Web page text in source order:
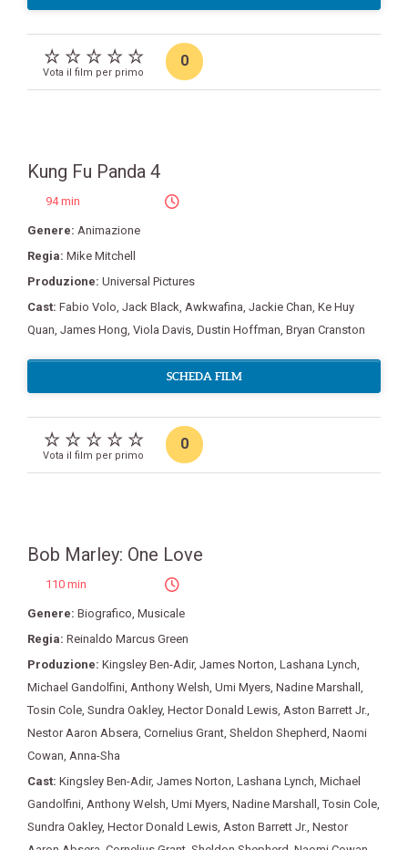
Vota il film per primo
0
Kung Fu Panda 4
94 min
Genere: Animazione
Regia: Mike Mitchell
Produzione: Universal Pictures
Cast: Fabio Volo Jack Black Awkwafina Jackie Chan Ke Huy
Quan James Hong Viola Davis Dustin Hoffman Bryan Cranston
SCHEDA FILM
Vota il film per primo
0
Bob Marley: One Love
110 min
Genere: Biografico, Musicale
Regia: Reinaldo Marcus Green
Produzione: Kingsley Ben-Adir, James Norton, Lashana Lynch,
Michael Gandolfini, Anthony Welsh, Umi Myers, Nadine Marshall ,
Tosin Cole, Sundra Oakley, Hector Donald Lewis, Aston Barrett Jr.,
Nestor Aaron Absera, Cornelius Grant, Sheldon Shepherd, Naomi
Cowan, Anna-Sha
Cast: Kingsley Ben-Adir, James Norton, Lashana Lynch, Michael
Gandolfini, Anthony Welsh, Umi Myers, Nadine Marshall ,Tosin Cole,
Sundra Oakley, Hector Donald Lewis, Aston Barrett Jr., Nestor